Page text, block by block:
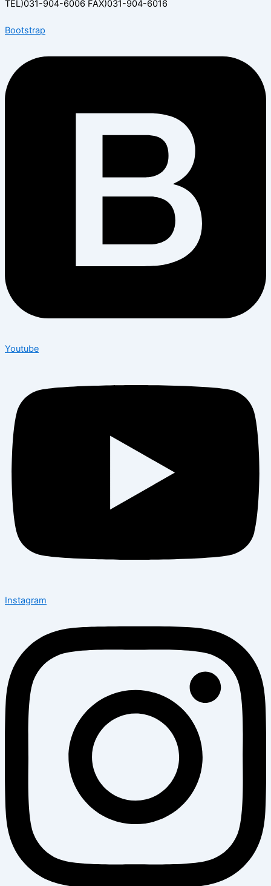
TEL)031-904-6006 FAX)031-904-6016
Bootstrap
Youtube
Instagram